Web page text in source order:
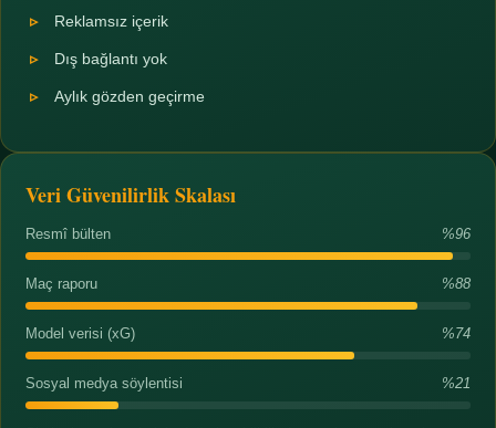
Reklamsız içerik
Dış bağlantı yok
Aylık gözden geçirme
Veri Güvenilirlik Skalası
Resmî bülten %96
Maç raporu %88
Model verisi (xG) %74
Sosyal medya söylentisi %21